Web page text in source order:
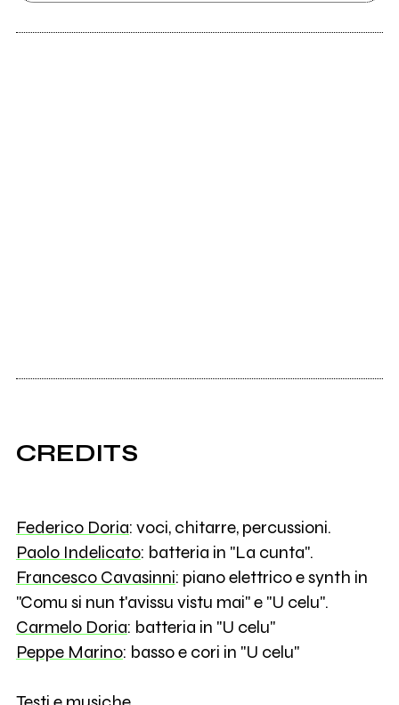
CREDITS
Federico Doria: voci, chitarre, percussioni.
Paolo Indelicato: batteria in "La cunta".
Francesco Cavasinni: piano elettrico e synth in
"Comu si nun t'avissu vistu mai" e "U celu".
Carmelo Doria: batteria in "U celu"
Peppe Marino: basso e cori in "U celu"